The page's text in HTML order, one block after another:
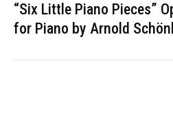
“Six Little Piano Pieces”
for Piano by Arnold